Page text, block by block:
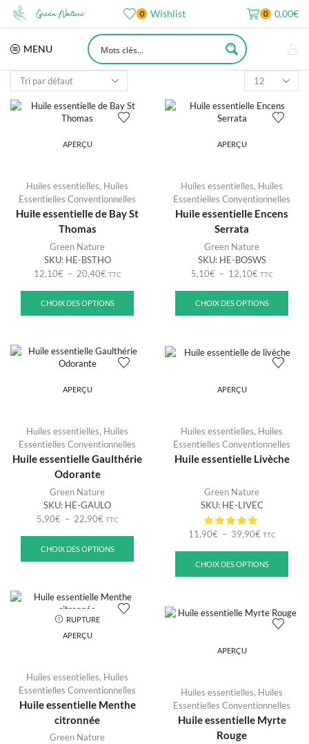
0 Wishlist 0 0,00€
MENU
APERÇU
Huiles essentielles, Huiles
Essentielles Conventionnelles
Huile essentielle de Bay St
Thomas
Green Nature
SKU: HE-BSTHO
12,10€ – 20,40€ TTC
CHOIX DES OPTIONS
APERÇU
Huiles essentielles, Huiles
Essentielles Conventionnelles
Huile essentielle Encens
Serrata
Green Nature
SKU: HE-BOSWS
5,10€ – 12,10€ TTC
CHOIX DES OPTIONS
APERÇU
Huiles essentielles, Huiles
Essentielles Conventionnelles
Huile essentielle Gaulthérie
Odorante
Green Nature
SKU: HE-GAULO
5,90€ – 22,90€ TTC
CHOIX DES OPTIONS
APERÇU
Huiles essentielles, Huiles
Essentielles Conventionnelles
Huile essentielle Livèche
Green Nature
SKU: HE-LIVEC
11,90€ – 39,90€ TTC
CHOIX DES OPTIONS
RUPTURE
DE STOCK
APERÇU
Huiles essentielles, Huiles
Essentielles Conventionnelles
Huile essentielle Menthe
citronnée
Green Nature
APERÇU
Huiles essentielles, Huiles
Essentielles Conventionnelles
Huile essentielle Myrte
Rouge